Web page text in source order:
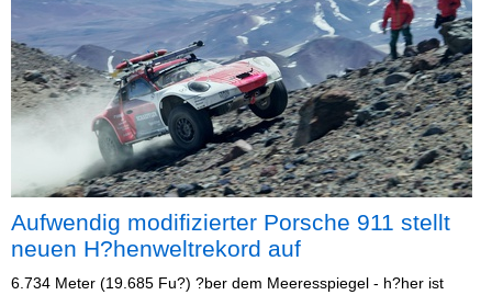
Aufwendig modifizierter Porsche 911 stellt
neuen H?henweltrekord auf
6.734 Meter (19.685 Fu?) ?ber dem Meeresspiegel - h?her ist